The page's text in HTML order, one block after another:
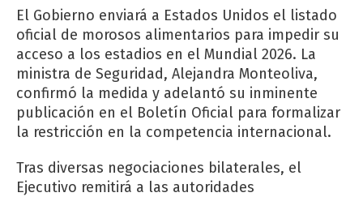
El Gobierno enviará a Estados Unidos el listado
oficial de morosos alimentarios para impedir su
acceso a los estadios en el Mundial 2026. La
ministra de Seguridad, Alejandra Monteoliva,
confirmó la medida y adelantó su inminente
publicación en el Boletín Oficial para formalizar
la restricción en la competencia internacional.
Tras diversas negociaciones bilaterales, el
Ejecutivo remitirá a las autoridades